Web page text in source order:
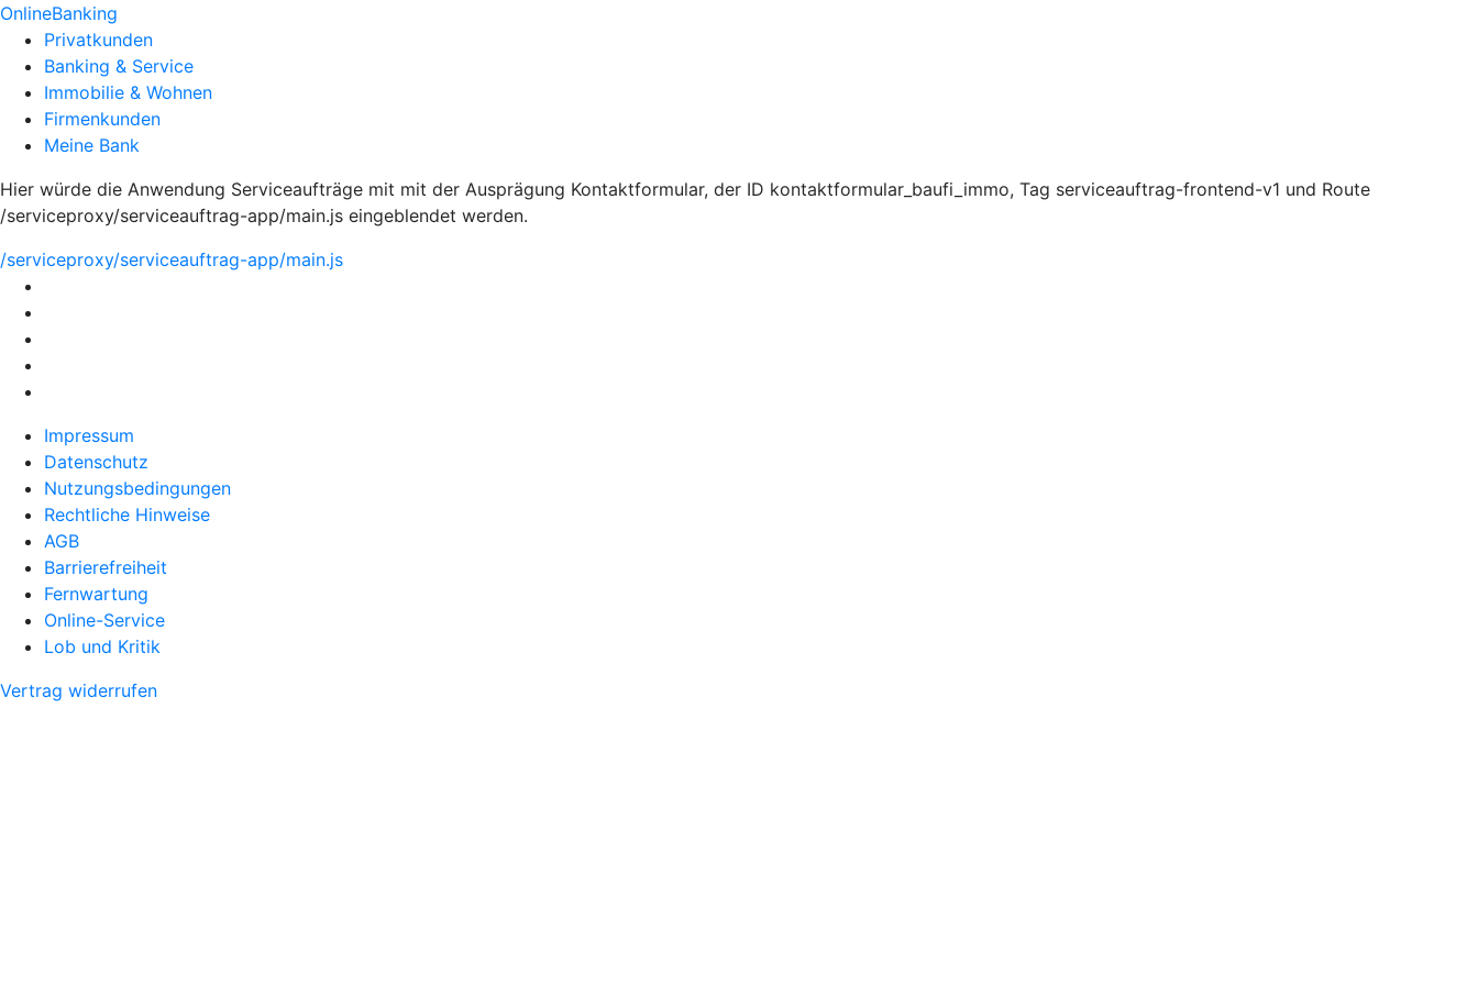
OnlineBanking
Privatkunden
Banking & Service
Immobilie & Wohnen
Firmenkunden
Meine Bank
Hier würde die Anwendung Serviceaufträge mit mit der Ausprägung Kontaktformular, der ID kontaktformular_baufi_immo, Tag serviceauftrag-frontend-v1 und Route
/serviceproxy/serviceauftrag-app/main.js eingeblendet werden.
/serviceproxy/serviceauftrag-app/main.js
Impressum
Datenschutz
Nutzungsbedingungen
Rechtliche Hinweise
AGB
Barrierefreiheit
Fernwartung
Online-Service
Lob und Kritik
Vertrag widerrufen